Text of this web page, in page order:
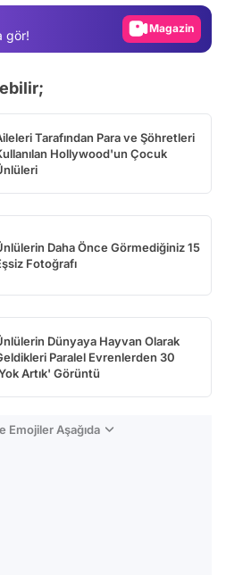
gör!
Magazin
Tarafından Para ve Şöhretleri
Hollywood'un Çocuk
Daha Önce Görmediğiniz 15
Fotoğrafı
Dünyaya Hayvan Olarak
Paralel Evrenlerden 30
Artık' Görüntü
Emojiler Aşağıda